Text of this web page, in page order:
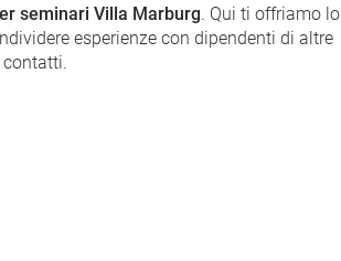
seminari Villa Marburg. Qui ti offriamo lo
esperienze con dipendenti di altre
contatti.